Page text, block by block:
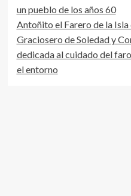
Rosario
de
Alumnos
del
CEIP
un pueblo de los años 60
Antoñito el Farero de la
Graciosero de Soledad y
dedicada al cuidado del
el entorno